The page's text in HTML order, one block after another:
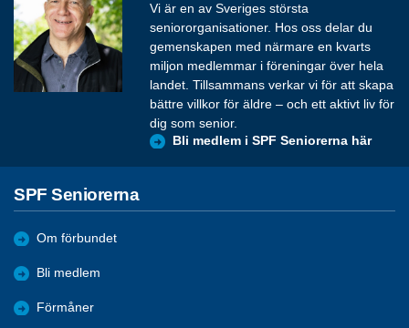
Vi är en av Sveriges största
seniororganisationer. Hos oss delar du
gemenskapen med närmare en kvarts
miljon medlemmar i föreningar över hela
landet. Tillsammans verkar vi för att skapa
bättre villkor för äldre – och ett aktivt liv för
dig som senior.
Bli medlem i SPF Seniorerna här
SPF Seniorerna
Om förbundet
Bli medlem
Förmåner